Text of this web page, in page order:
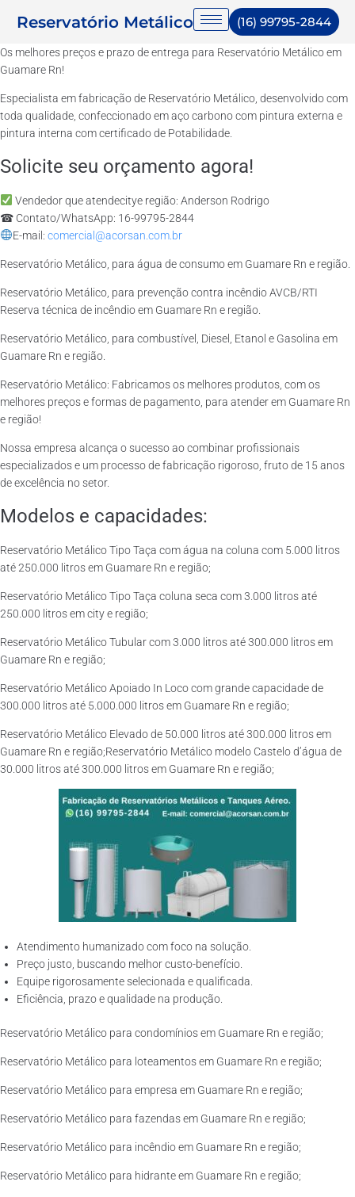
Reservatório Metálico (16) 99795-2844
Os melhores preços e prazo de entrega para Reservatório Metálico em
Guamare Rn!
Especialista em fabricação de Reservatório Metálico, desenvolvido com
toda qualidade, confeccionado em aço carbono com pintura externa e
pintura interna com certificado de Potabilidade.
Solicite seu orçamento agora!
Vendedor que atendecitye região: Anderson Rodrigo
☎ Contato/WhatsApp: 16-99795-2844
E-mail: comercial@acorsan.com.br
Reservatório Metálico, para água de consumo em Guamare Rn e região.
Reservatório Metálico, para prevenção contra incêndio AVCB/RTI
Reserva técnica de incêndio em Guamare Rn e região.
Reservatório Metálico, para combustível, Diesel, Etanol e Gasolina em
Guamare Rn e região.
Reservatório Metálico: Fabricamos os melhores produtos, com os
melhores preços e formas de pagamento, para atender em Guamare Rn
e região!
Nossa empresa alcança o sucesso ao combinar profissionais
especializados e um processo de fabricação rigoroso, fruto de 15 anos
de excelência no setor.
Modelos e capacidades:
Reservatório Metálico Tipo Taça com água na coluna com 5.000 litros
até 250.000 litros em Guamare Rn e região;
Reservatório Metálico Tipo Taça coluna seca com 3.000 litros até
250.000 litros em city e região;
Reservatório Metálico Tubular com 3.000 litros até 300.000 litros em
Guamare Rn e região;
Reservatório Metálico Apoiado In Loco com grande capacidade de
300.000 litros até 5.000.000 litros em Guamare Rn e região;
Reservatório Metálico Elevado de 50.000 litros até 300.000 litros em
Guamare Rn e região;Reservatório Metálico modelo Castelo d’água de
30.000 litros até 300.000 litros em Guamare Rn e região;
Atendimento humanizado com foco na solução.
Preço justo, buscando melhor custo-benefício.
Equipe rigorosamente selecionada e qualificada.
Eficiência, prazo e qualidade na produção.
Reservatório Metálico para condomínios em Guamare Rn e região;
Reservatório Metálico para loteamentos em Guamare Rn e região;
Reservatório Metálico para empresa em Guamare Rn e região;
Reservatório Metálico para fazendas em Guamare Rn e região;
Reservatório Metálico para incêndio em Guamare Rn e região;
Reservatório Metálico para hidrante em Guamare Rn e região;